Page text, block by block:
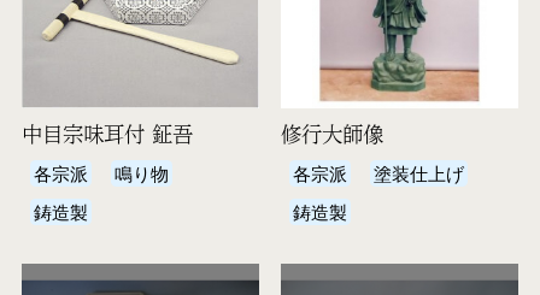
中目宗味耳付 鉦吾
各宗派
鳴り物
鋳造製
修行大師像
各宗派
塗装仕上げ
鋳造製